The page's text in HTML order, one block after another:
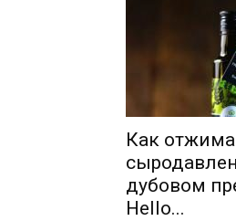
Как
дубовом
Hello...